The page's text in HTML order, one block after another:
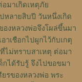
มาเกิดเหตุภัย
หลายสิบปี วันหนึ่งเกิด
งหลวงพ่อจึงโผล่ขึ้นมา
าเชือกไปผูกไว้กับเกตุ
ไม่ทราบสาเหตุ ต่อมา
กได้รับรู้ จึงไปขอขมา
รของหลวงพ่อ พระ